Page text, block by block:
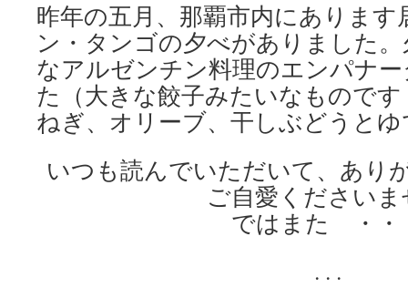
昨年の五月、那覇市内にありま
ン・タンゴの夕べがありました
なアルゼンチン料理のエンパナ
た（大きな餃子みたいなもので
ねぎ、オリーブ、干しぶどうと
いつも読んでいただいて、あり
ご自愛くださいま
ではまた ・・
. . .